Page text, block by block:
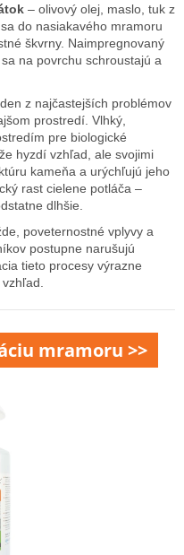
– olivový olej, maslo, tuk z
do nasiakavého mramoru
škvrny. Naimpregnovaný
na povrchu schroustajú a
z najčastejších problémov
prostredí. Vlhký,
pre biologické
hyzdí vzhľad, ale svojimi
kameňa a urýchľujú jeho
rast cielene potláča –
dlhšie.
poveternostné vplyvy a
postupne narušujú
tieto procesy výrazne
mramoru >>